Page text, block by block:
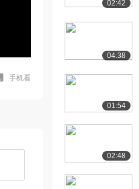
手机看
02:42
04:38
01:54
02:48